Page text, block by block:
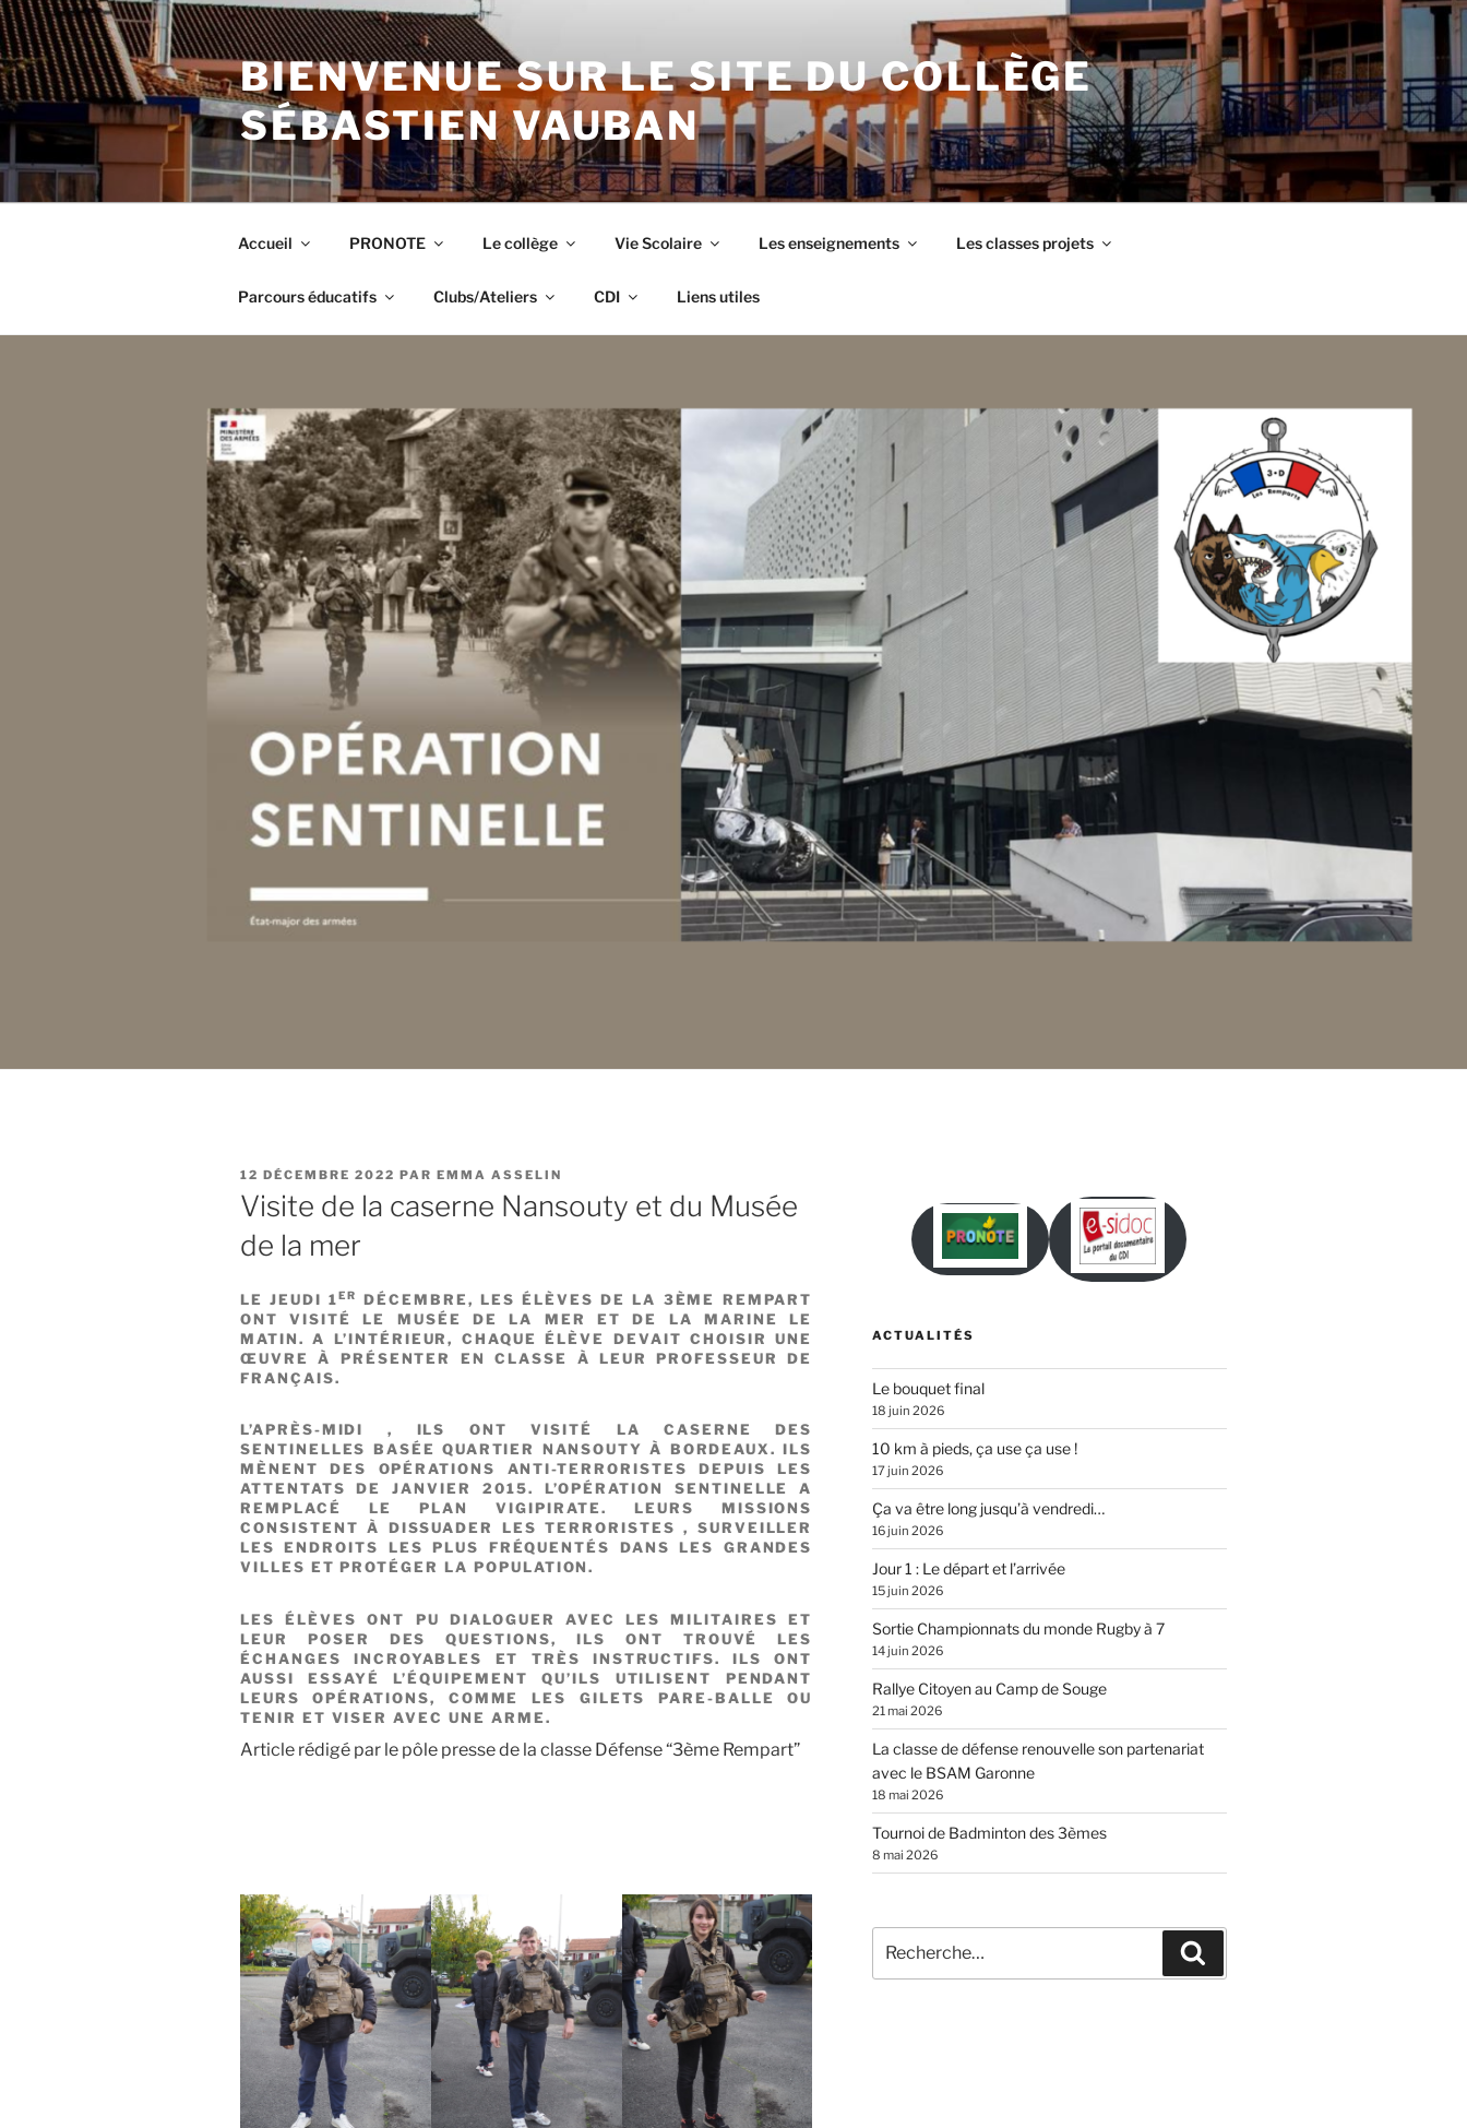
Aller
au
contenu
principal
BIENVENUE SUR LE SITE DU COLLÈGE
SÉBASTIEN VAUBAN
Accueil PRONOTE Le collège Vie Scolaire Les enseignements Les classes projets
Parcours éducatifs Clubs/Ateliers CDI Liens utiles
PUBLIÉ
LE
12 DÉCEMBRE 2022 PAR EMMA ASSELIN
Visite de la caserne Nansouty et du Musée
de la mer
LE JEUDI 1ER
DÉCEMBRE, LES ÉLÈVES DE LA 3ÈME REMPART
ONT VISITÉ LE MUSÉE DE LA MER ET DE LA MARINE LE
MATIN. A L’INTÉRIEUR, CHAQUE ÉLÈVE DEVAIT CHOISIR UNE
ŒUVRE À PRÉSENTER EN CLASSE À LEUR PROFESSEUR DE
FRANÇAIS.
L’APRÈS-MIDI , ILS ONT VISITÉ LA CASERNE DES
SENTINELLES BASÉE QUARTIER NANSOUTY À BORDEAUX. ILS
MÈNENT DES OPÉRATIONS ANTI-TERRORISTES DEPUIS LES
ATTENTATS DE JANVIER 2015. L’OPÉRATION SENTINELLE A
REMPLACÉ LE PLAN VIGIPIRATE. LEURS MISSIONS
CONSISTENT À DISSUADER LES TERRORISTES , SURVEILLER
LES ENDROITS LES PLUS FRÉQUENTÉS DANS LES GRANDES
VILLES ET PROTÉGER LA POPULATION.
LES ÉLÈVES ONT PU DIALOGUER AVEC LES MILITAIRES ET
LEUR POSER DES QUESTIONS, ILS ONT TROUVÉ LES
ÉCHANGES INCROYABLES ET TRÈS INSTRUCTIFS. ILS ONT
AUSSI ESSAYÉ L’ÉQUIPEMENT QU’ILS UTILISENT PENDANT
LEURS OPÉRATIONS, COMME LES GILETS PARE-BALLE OU
TENIR ET VISER AVEC UNE ARME.
Article rédigé par le pôle presse de la classe Défense “3ème Rempart”
ACTUALITÉS
Le bouquet final
18 juin 2026
10 km à pieds, ça use ça use !
17 juin 2026
Ça va être long jusqu’à vendredi…
16 juin 2026
Jour 1 : Le départ et l’arrivée
15 juin 2026
Sortie Championnats du monde Rugby à 7
14 juin 2026
Rallye Citoyen au Camp de Souge
21 mai 2026
La classe de défense renouvelle son partenariat
avec le BSAM Garonne
18 mai 2026
Tournoi de Badminton des 3èmes
8 mai 2026
pour
: